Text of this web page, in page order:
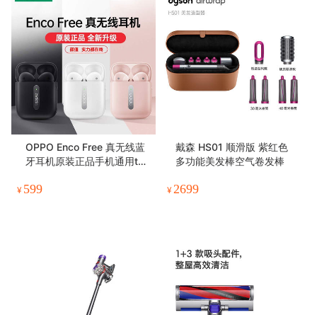
OPPO Enco Free 真无线蓝
牙耳机原装正品手机通用tw
¥ 599
戴森 HS01 顺滑版 紫红色
多功能美发棒空气卷发棒
¥2699